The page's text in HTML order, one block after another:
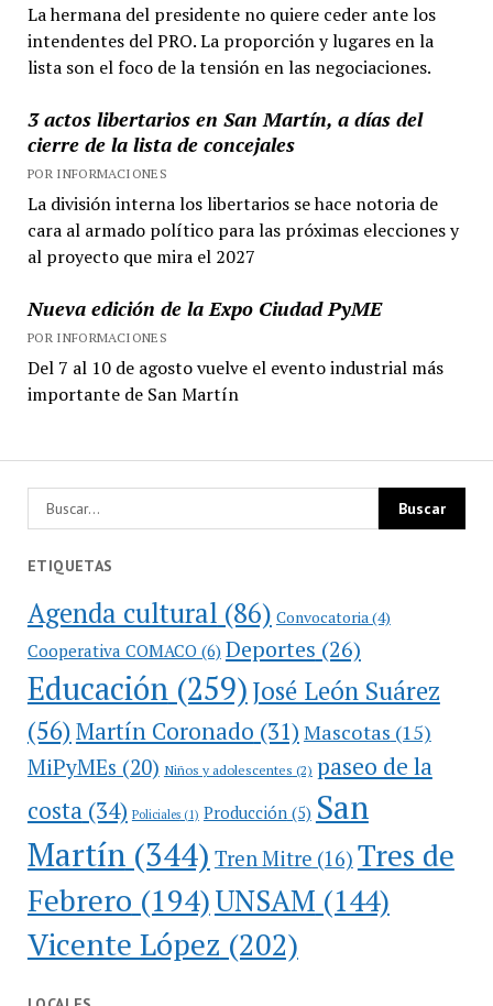
La hermana del presidente no quiere ceder ante los
intendentes del PRO. La proporción y lugares en la
lista son el foco de la tensión en las negociaciones.
3 actos libertarios en San Martín, a días del
cierre de la lista de concejales
POR INFORMACIONES
La división interna los libertarios se hace notoria de
cara al armado político para las próximas elecciones y
al proyecto que mira el 2027
Nueva edición de la Expo Ciudad PyME
POR INFORMACIONES
Del 7 al 10 de agosto vuelve el evento industrial más
importante de San Martín
ETIQUETAS
Agenda cultural (86) Convocatoria (4)
Cooperativa COMACO(6) Deportes (26)
Educación(259)José León Suárez
(56)Martín Coronado (31) Mascotas (15)
MiPyMEs (20) Niños y adolescentes (2) paseo de la
costa(34) Policiales(1) Producción(5) San
Martín(344) Tren Mitre (16) Tres de
Febrero (194)UNSAM (144)
Vicente López (202)